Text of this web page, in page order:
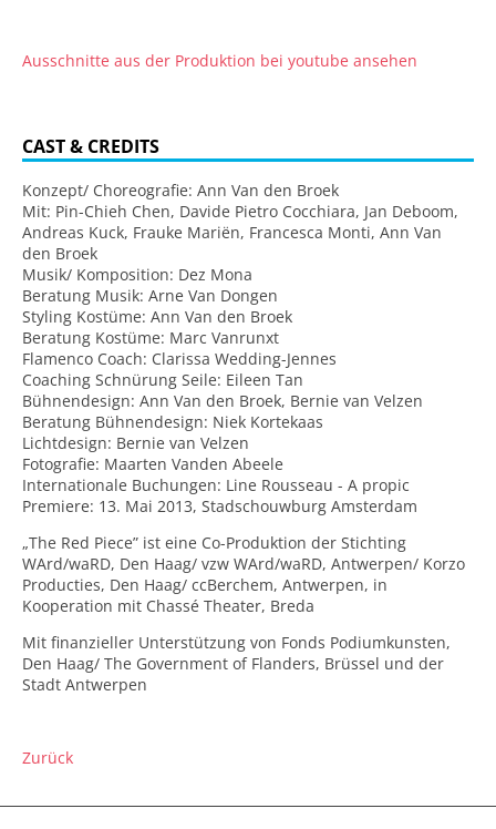
Ausschnitte aus der Produktion bei youtube ansehen
CAST & CREDITS
Konzept/ Choreografie: Ann Van den Broek
Mit: Pin-Chieh Chen, Davide Pietro Cocchiara, Jan Deboom,
Andreas Kuck, Frauke Mariën, Francesca Monti, Ann Van
den Broek
Musik/ Komposition: Dez Mona
Beratung Musik: Arne Van Dongen
Styling Kostüme: Ann Van den Broek
Beratung Kostüme: Marc Vanrunxt
Flamenco Coach: Clarissa Wedding-Jennes
Coaching Schnürung Seile: Eileen Tan
Bühnendesign: Ann Van den Broek, Bernie van Velzen
Beratung Bühnendesign: Niek Kortekaas
Lichtdesign: Bernie van Velzen
Fotografie: Maarten Vanden Abeele
Internationale Buchungen: Line Rousseau - A propic
Premiere: 13. Mai 2013, Stadschouwburg Amsterdam
„The Red Piece” ist eine Co-Produktion der Stichting
WArd/waRD, Den Haag/ vzw WArd/waRD, Antwerpen/ Korzo
Producties, Den Haag/ ccBerchem, Antwerpen, in
Kooperation mit Chassé Theater, Breda
Mit finanzieller Unterstützung von Fonds Podiumkunsten,
Den Haag/ The Government of Flanders, Brüssel und der
Stadt Antwerpen
Zurück